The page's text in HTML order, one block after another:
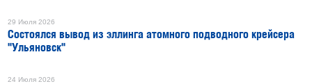
29 Июля 2026
Состоялся вывод из эллинга атомного подводного крейсера
"Ульяновск"
24 Июля 2026